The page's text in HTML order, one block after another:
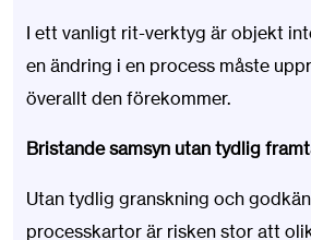
I ett vanligt rit-verktyg är objekt
en ändring i en process måste
överallt den förekommer.
Bristande samsyn utan tydlig
Utan tydlig granskning och
processkartor är risken stor att